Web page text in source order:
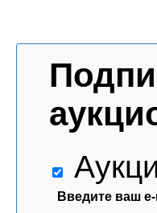
Введите ваш e-